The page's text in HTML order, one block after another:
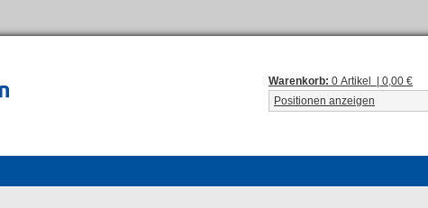
Warenkorb: 0 Artikel | 0,00 €
Positionen anzeigen